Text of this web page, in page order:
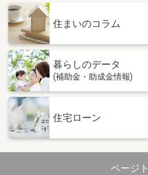
住まいのコラム
暮らしのデータ
(補助金・助成金情報)
住宅ローン
ページ